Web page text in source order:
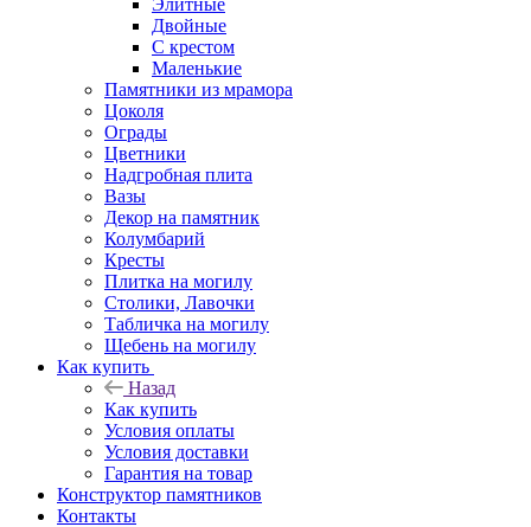
Элитные
Двойные
С крестом
Маленькие
Памятники из мрамора
Цоколя
Ограды
Цветники
Надгробная плита
Вазы
Декор на памятник
Колумбарий
Кресты
Плитка на могилу
Столики, Лавочки
Табличка на могилу
Щебень на могилу
Как купить
Назад
Как купить
Условия оплаты
Условия доставки
Гарантия на товар
Конструктор памятников
Контакты